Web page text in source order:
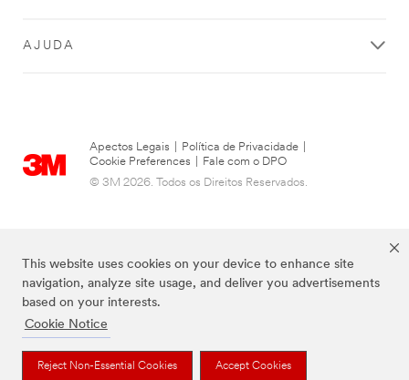
This website uses cookies on your device to enhance site
navigation, analyze site usage, and deliver you advertisements
based on your interests.
Cookie Notice
Reject Non-Essential Cookies Accept Cookies
AJUDA
Apectos Legais Política de Privacidade
Cookie Preferences
Fale com o DPO
© 3M 2026. Todos os Direitos Reservados.
As marcas listadas a cima são marcas comerciais da 3M.